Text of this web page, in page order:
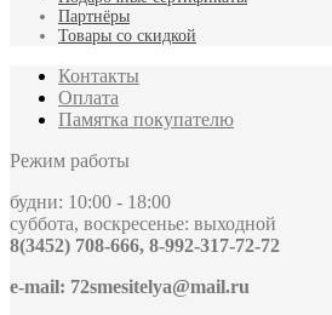
Партнёры
Товары со скидкой
Контакты
Оплата
Памятка покупателю
Режим работы
будни: 10:00 - 18:00
суббота, воскресенье: выходной
8(3452) 708-666, 8-992-317-72-72
e-mail: 72smesitelya@mail.ru